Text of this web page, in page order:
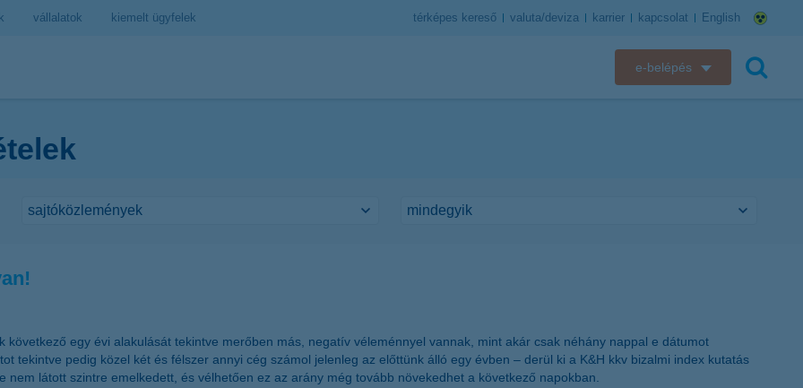
vállalatok kiemelt ügyfelek térképes kereső valuta/deviza karrier kapcsolat English
e-belépés
egy évi alakulását tekintve merőben más, negatív véleménnyel vannak, mint akár csak néhány nappal e dátumot
tekintve pedig közel két és félszer annyi cég számol jelenleg az előttünk álló egy évben – derül ki a K&H kkv bizalmi index kutatás
nem látott szintre emelkedett, és vélhetően ez az arány még tovább növekedhet a következő napokban.